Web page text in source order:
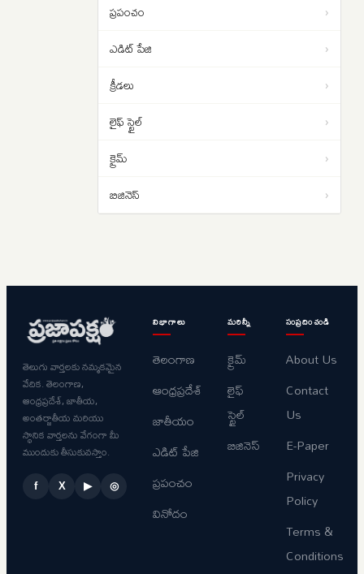
ప్రపంచం ›
ఎడిట్ పేజి ›
క్రీడలు ›
లైఫ్ స్టైల్ ›
క్రైమ్ ›
బిజినెస్ ›
తెలుగు వార్తలకు నమ్మకమైన
వేదిక. తెలంగాణ,
ఆంధ్రప్రదేశ్, జాతీయ,
అంతర్జాతీయ మరియు
స్థానిక వార్తలను వేగంగా మీ
ముందుకు తీసుకువస్తాం.
f X ▶ ◎
విభాగాలు
తెలంగాణ
ఆంధ్రప్రదేశ్
జాతీయం
ఎడిట్ పేజి
ప్రపంచం
వినోదం
మరిన్నీ
క్రైమ్
లైఫ్
స్టైల్
బిజినెస్
సంప్రదించండి
About Us
Contact
Us
E-Paper
Privacy
Policy
Terms &
Conditions